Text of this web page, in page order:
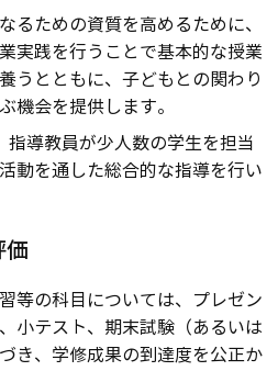
るための資質を高めるために、
実践を行うことで基本的な授業
うとともに、子どもとの関わり
機会を提供します。
指導教員が少人数の学生を担当
動を通した総合的な指導を行い
価
等の科目については、プレゼン
小テスト、期末試験（あるいは
き、学修成果の到達度を公正か